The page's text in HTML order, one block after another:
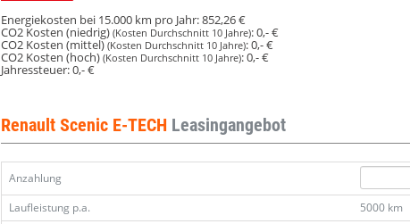
Energiekosten bei 15.000 km pro Jahr:852,26 €
CO2 Kosten (niedrig)(Kosten Durchschnitt 10 Jahre):0,- €
CO2 Kosten (mittel)(Kosten Durchschnitt 10 Jahre):0,- €
CO2 Kosten (hoch)(Kosten Durchschnitt 10 Jahre):0,- €
Jahressteuer:0,- €
Renault Scenic E-TECH Leasingangebot
Anzahlung
Laufleistung p.a.
5000 km